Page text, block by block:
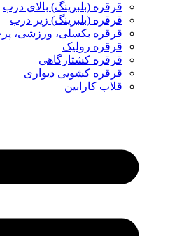
قرقره (بلبرینگ) بالای درب
قرقره (بلبرینگ) زیر درب
قرقره بکسلی، ورزشی،
قرقره رولیک
قرقره کشتارگاهی
قرقره کشویی دیواری
قلاب کارابین